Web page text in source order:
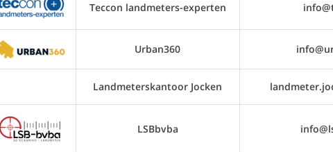
Teccon landmeters-experten
Urban360
Landmeterskantoor Jocken
LSBbvba